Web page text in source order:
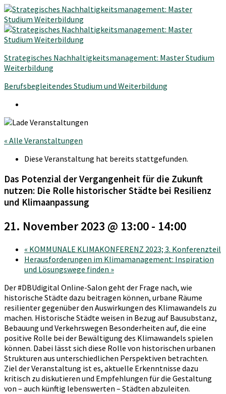
Strategisches Nachhaltigkeitsmanagement: Master Studium
Weiterbildung
Berufsbegleitendes Studium und Weiterbildung
« Alle Veranstaltungen
Diese Veranstaltung hat bereits stattgefunden.
Das Potenzial der Vergangenheit für die Zukunft
nutzen: Die Rolle historischer Städte bei Resilienz
und Klimaanpassung
21. November 2023 @ 13:00- 14:00
« KOMMUNALE KLIMAKONFERENZ 2023; 3. Konferenzteil
Herausforderungen im Klimamanagement: Inspiration
und Lösungswege finden »
Der #DBUdigital Online-Salon geht der Frage nach, wie
historische Städte dazu beitragen können, urbane Räume
resilienter gegenüber den Auswirkungen des Klimawandels zu
machen. Historische Städte weisen in Bezug auf Bausubstanz,
Bebauung und Verkehrswegen Besonderheiten auf, die eine
positive Rolle bei der Bewältigung des Klimawandels spielen
können. Dabei lässt sich diese Rolle von historischen urbanen
Strukturen aus unterschiedlichen Perspektiven betrachten.
Ziel der Veranstaltung ist es, aktuelle Erkenntnisse dazu
kritisch zu diskutieren und Empfehlungen für die Gestaltung
von – auch künftig lebenswerten – Städten abzuleiten.